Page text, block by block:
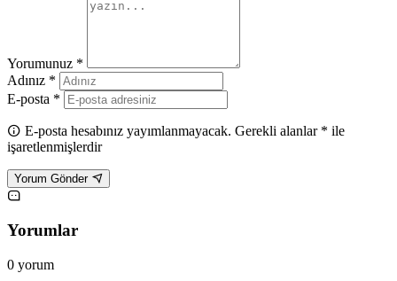
Yorumunuz *
Adınız *
E-posta *
E-posta hesabınız yayımlanmayacak. Gerekli alanlar * ile
işaretlenmişlerdir
Yorum Gönder
Yorumlar
0 yorum